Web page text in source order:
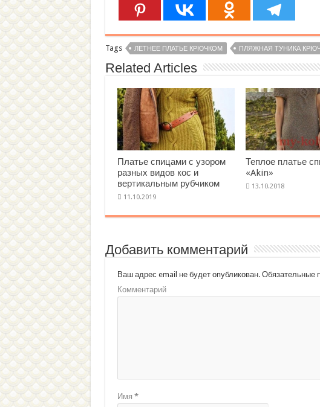
Tags ЛЕТНЕЕ ПЛАТЬЕ КРЮЧКОМ ПЛЯЖНАЯ ТУНИКА
Related Articles
Платье спицами с узором
разных видов кос и
вертикальным рубчиком
Теплое платье
«Akin»
Добавить комментарий
Ваш адрес email не будет опубликован.Обязательные
Комментарий
Имя *